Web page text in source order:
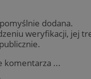
dodana.
weryfikacji, jej
komentarza ...